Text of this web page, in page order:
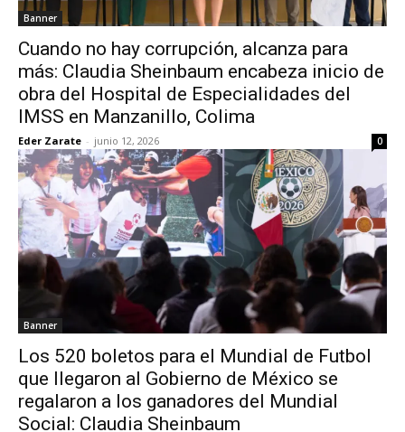
Banner
Cuando no hay corrupción, alcanza para
más: Claudia Sheinbaum encabeza inicio de
obra del Hospital de Especialidades del
IMSS en Manzanillo, Colima
Eder Zarate - junio 12, 2026 0
Banner
Los 520 boletos para el Mundial de Futbol
que llegaron al Gobierno de México se
regalaron a los ganadores del Mundial
Social: Claudia Sheinbaum